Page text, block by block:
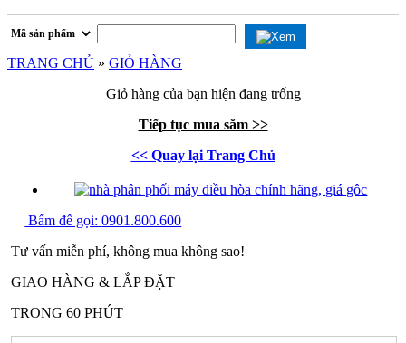
TRANG CHỦ » GIỎ HÀNG
Giỏ hàng của bạn hiện đang trống
Tiếp tục mua sắm >>
<< Quay lại Trang Chủ
Bấm để gọi:0901.800.600
Tư vấn miễn phí, không mua không sao!
GIAO HÀNG & LẮP ĐẶT
TRONG 60 PHÚT